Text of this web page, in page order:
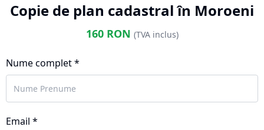
Copie de plan cadastral în Moroeni
160RON (TVA inclus)
Nume complet *
Email *